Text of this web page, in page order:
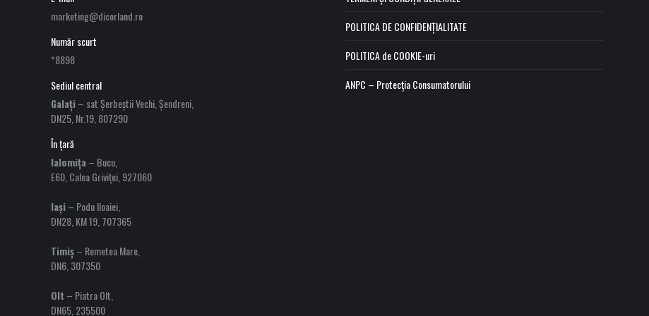
marketing@dicorland.ro
Număr scurt
*8898
Sediul central
Galați– sat Șerbeștii Vechi, Șendreni,
DN25, Nr.19, 807290
În țară
Ialomița– Bucu,
E60, Calea Griviței, 927060
Iași– Podu Iloaiei,
DN28, KM 19, 707365
Timiș– Remetea Mare,
DN6, 307350
Olt – Piatra Olt,
DN65, 235500
POLITICA DE CONFIDENȚIALITATE
POLITICA de COOKIE-uri
ANPC – Protecția Consumatorului